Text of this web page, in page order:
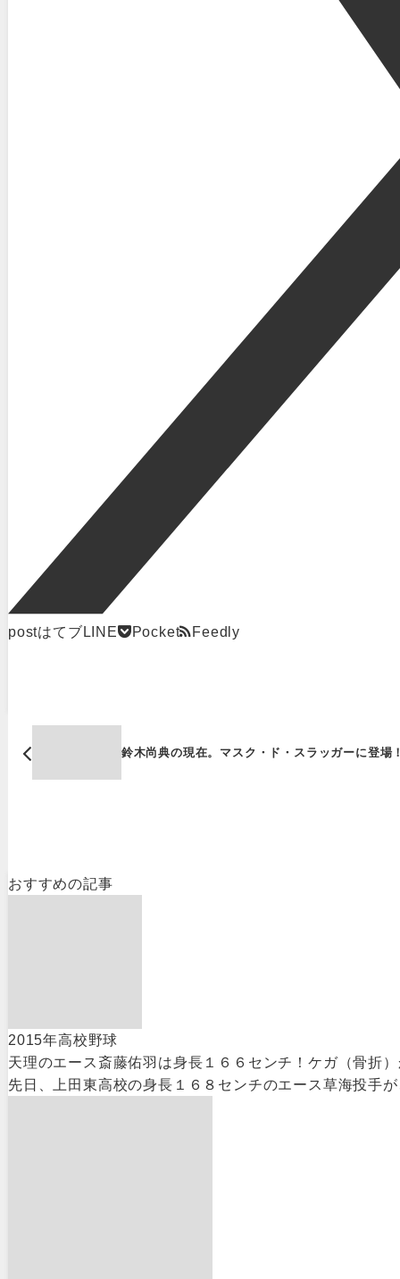
postはてブ LINE Pocket Feedly
鈴木尚典の現在。マスク・ド・スラッガーに登場
おすすめの記事
2015年高校野球
天理のエース斎藤佑羽は身長１６６センチ！ケガ（骨折
先日、上田東高校の身長１６８センチのエース草海投手